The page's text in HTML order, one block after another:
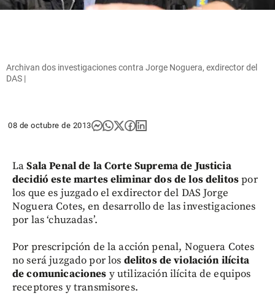
Archivan dos investigaciones contra Jorge Noguera, exdirector del
DAS |
08 de octubre de 2013
LaSala Penal de la Corte Suprema de Justicia
decidió este martes eliminar dos de los delitospor
los que es juzgado el exdirector del DAS Jorge
Noguera Cotes, en desarrollo de las investigaciones
por las ‘chuzadas’.
Por prescripción de la acción penal, Noguera Cotes
no será juzgado por los delitos de violación ilícita
de comunicaciones y utilización ilícita de equipos
receptores y transmisores.